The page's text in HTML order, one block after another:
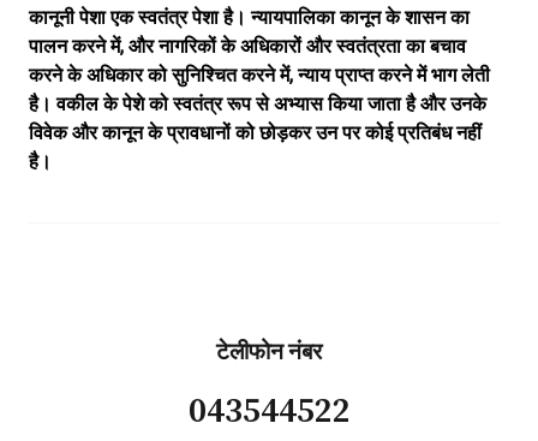
कानूनी पेशा एक स्वतंत्र पेशा है। न्यायपालिका कानून के शासन का
पालन करने में, और नागरिकों के अधिकारों और स्वतंत्रता का बचाव
करने के अधिकार को सुनिश्चित करने में, न्याय प्राप्त करने में भाग लेती
है। वकील के पेशे को स्वतंत्र रूप से अभ्यास किया जाता है और उनके
विवेक और कानून के प्रावधानों को छोड़कर उन पर कोई प्रतिबंध नहीं
है।
टेलीफोन नंबर
043544522